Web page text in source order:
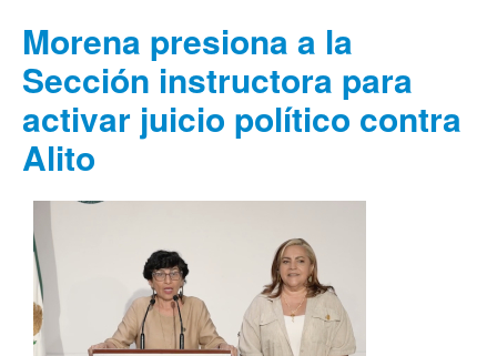
Morena presiona a la
Sección instructora para
activar juicio político contra
Alito